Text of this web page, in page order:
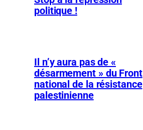
politique !
Il n’y aura pas de «
désarmement » du Front
national de la résistance
palestinienne